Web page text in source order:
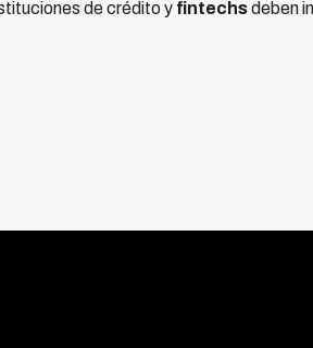
de crédito y fintechsdeben